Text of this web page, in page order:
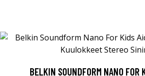
BELKIN SOUNDFORM NANO FOR